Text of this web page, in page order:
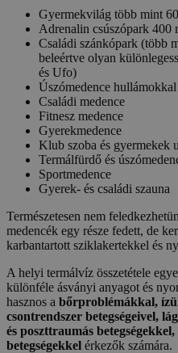
Gyermekvilág több mint
Adrenalin csúszópark 400
Családi szánkópark (több
beleértve olyan
és Ufo)
Úszómedence hullámokkal
Családi medence
Fitnesz medence
Gyerekmedence
Klub szoba és gyermekek
Termálfürdő és
Sportmedence
Gyerek- és családi szauna
Természetesen nem
medencék egy része fedett, de
karbantartott sziklakertekkel és
A helyi termálvíz összetétele
különféle ásványi anyagot és
hasznos a bőrproblémákkal,
csontrendszer betegségeivel,
és poszttraumás
betegségekkel érkezők számára.